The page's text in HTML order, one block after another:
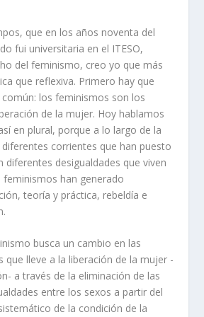
que en los años noventa del
fui universitaria en el ITESO,
del feminismo, creo yo que más
que reflexiva. Primero hay que
los feminismos son los
de la mujer. Hoy hablamos
en plural, porque a lo largo de la
corrientes que han puesto
diferentes desigualdades que viven
feminismos han generado
teoría y práctica, rebeldía e
busca un cambio en las
que lleve a la liberación de la mujer -
a través de la eliminación de las
entre los sexos a partir del
de la condición de la